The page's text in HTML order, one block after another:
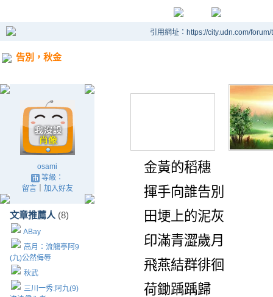
引用網址：https://city.udn.com/
告別，秋金
osami
等級：
留言｜ 加入好友
文章推薦人 (8)
ABay
高月：流觴亭阿9
(九)公然侮辱
秋武
三川一秀:阿九(9)
金黃的稻穗
揮手向誰告別
田埂上的泥灰
印滿青澀歲月
飛燕結群徘徊
荷鋤踽踽歸